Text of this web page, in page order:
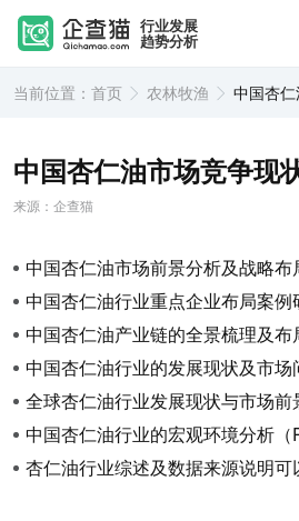
行业发展
趋势分析
当前位置： 首页 农林牧渔 中国杏
中国杏仁油市场竞争现
来源：企查猫
中国杏仁油市场前景分析及战略布
中国杏仁油行业重点企业布局案例
中国杏仁油产业链的全景梳理及布
中国杏仁油行业的发展现状及市场
全球杏仁油行业发展现状与市场前
中国杏仁油行业的宏观环境分析（
杏仁油行业综述及数据来源说明可